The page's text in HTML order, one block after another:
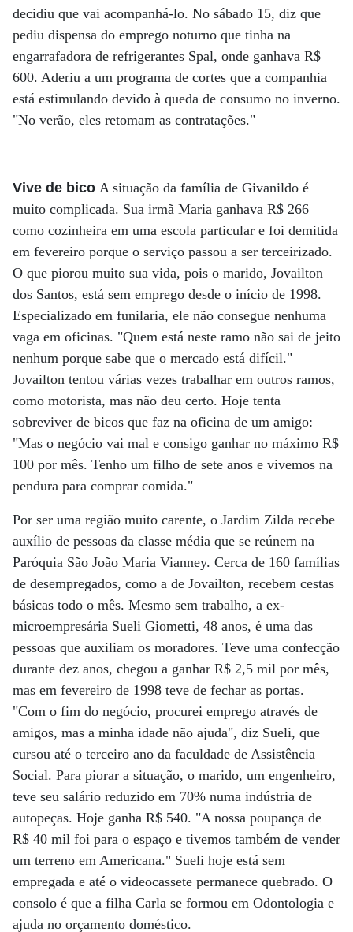
decidiu que vai acompanhá-lo. No sábado 15, diz que
pediu dispensa do emprego noturno que tinha na
engarrafadora de refrigerantes Spal, onde ganhava R$
600. Aderiu a um programa de cortes que a companhia
está estimulando devido à queda de consumo no inverno.
"No verão, eles retomam as contratações."
Vive de bico A situação da família de Givanildo é
muito complicada. Sua irmã Maria ganhava R$ 266
como cozinheira em uma escola particular e foi demitida
em fevereiro porque o serviço passou a ser terceirizado.
O que piorou muito sua vida, pois o marido, Jovailton
dos Santos, está sem emprego desde o início de 1998.
Especializado em funilaria, ele não consegue nenhuma
vaga em oficinas. "Quem está neste ramo não sai de jeito
nenhum porque sabe que o mercado está difícil."
Jovailton tentou várias vezes trabalhar em outros ramos,
como motorista, mas não deu certo. Hoje tenta
sobreviver de bicos que faz na oficina de um amigo:
"Mas o negócio vai mal e consigo ganhar no máximo R$
100 por mês. Tenho um filho de sete anos e vivemos na
pendura para comprar comida."
Por ser uma região muito carente, o Jardim Zilda recebe
auxílio de pessoas da classe média que se reúnem na
Paróquia São João Maria Vianney. Cerca de 160 famílias
de desempregados, como a de Jovailton, recebem cestas
básicas todo o mês. Mesmo sem trabalho, a ex-
microempresária Sueli Giometti, 48 anos, é uma das
pessoas que auxiliam os moradores. Teve uma confecção
durante dez anos, chegou a ganhar R$ 2,5 mil por mês,
mas em fevereiro de 1998 teve de fechar as portas.
"Com o fim do negócio, procurei emprego através de
amigos, mas a minha idade não ajuda", diz Sueli, que
cursou até o terceiro ano da faculdade de Assistência
Social. Para piorar a situação, o marido, um engenheiro,
teve seu salário reduzido em 70% numa indústria de
autopeças. Hoje ganha R$ 540. "A nossa poupança de
R$ 40 mil foi para o espaço e tivemos também de vender
um terreno em Americana." Sueli hoje está sem
empregada e até o videocassete permanece quebrado. O
consolo é que a filha Carla se formou em Odontologia e
ajuda no orçamento doméstico.